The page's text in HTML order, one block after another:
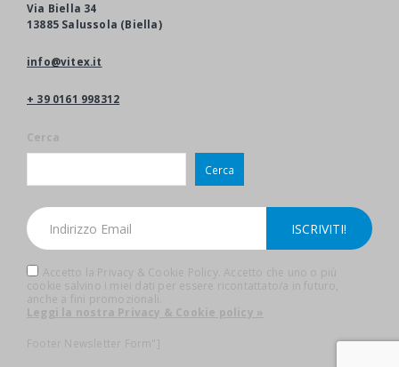
Via Biella 34
13885 Salussola (Biella)
info@vitex.it
+ 39 0161 998312
Cerca
Cerca
Accetto la Privacy & Cookie Policy. Accetto che uno o più
cookie salvino i miei dati per essere ricontattato/a in futuro,
anche a fini promozionali.
Leggi la nostra Privacy & Cookie policy »
Footer Newsletter Form"]